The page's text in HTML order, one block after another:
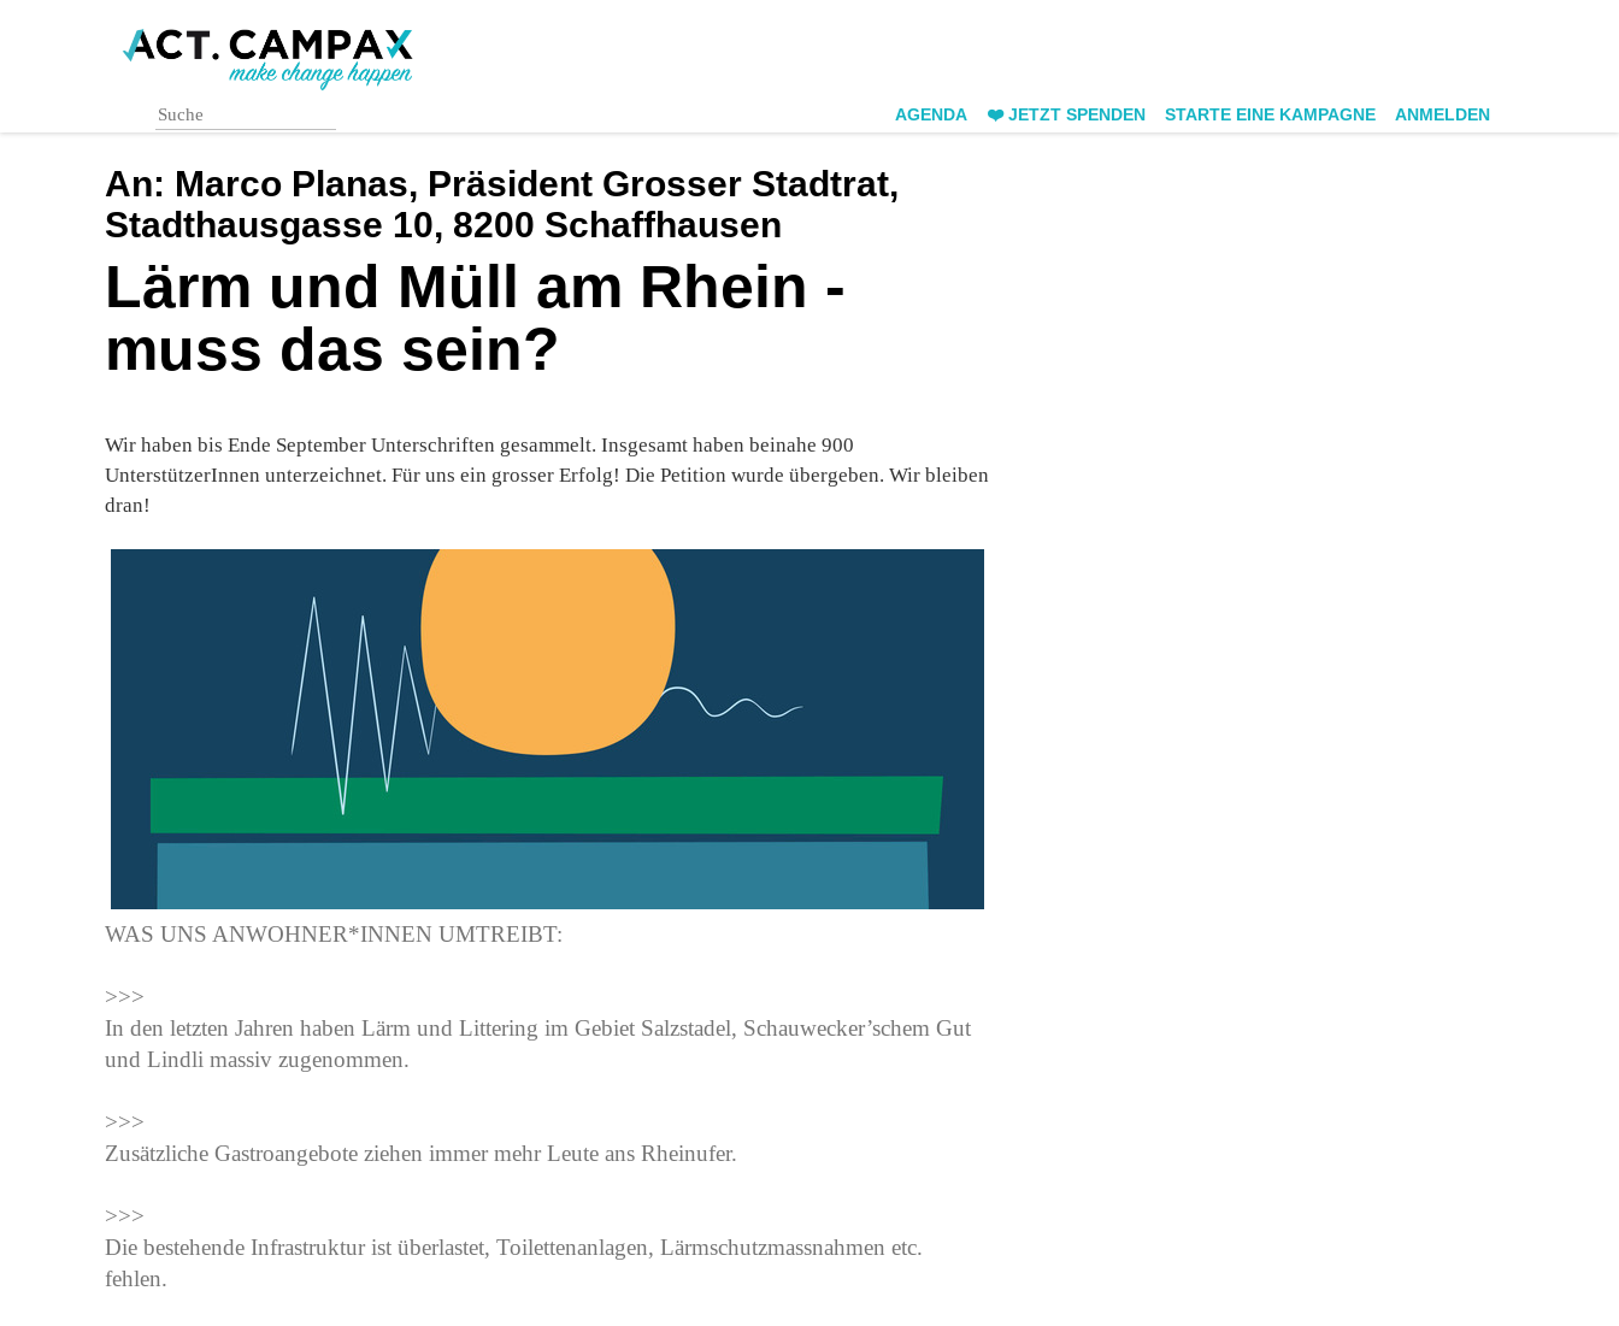
AGENDA ❤️ JETZT SPENDEN STARTE EINE KAMPAGNE ANMELDEN
An: Marco Planas, Präsident Grosser Stadtrat,
Stadthausgasse 10, 8200 Schaffhausen
Lärm und Müll am Rhein -
muss das sein?
Wir haben bis Ende September Unterschriften gesammelt. Insgesamt haben beinahe 900
UnterstützerInnen unterzeichnet. Für uns ein grosser Erfolg! Die Petition wurde übergeben. Wir bleiben
dran!
WAS UNS ANWOHNER*INNEN UMTREIBT:
>>>
In den letzten Jahren haben Lärm und Littering im Gebiet Salzstadel, Schauwecker’schem Gut
und Lindli massiv zugenommen.
>>>
Zusätzliche Gastroangebote ziehen immer mehr Leute ans Rheinufer.
>>>
Die bestehende Infrastruktur ist überlastet, Toilettenanlagen, Lärmschutzmassnahmen etc.
fehlen.